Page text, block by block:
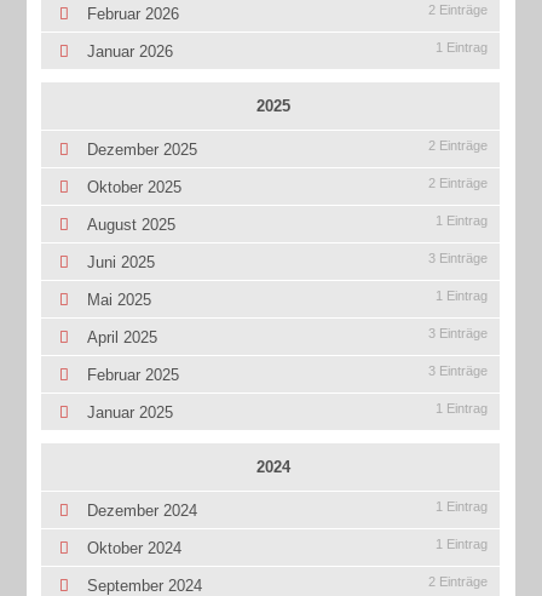
Februar 2026 2 Einträge
Januar 2026 1 Eintrag
2025
Dezember 2025 2 Einträge
Oktober 2025 2 Einträge
August 2025 1 Eintrag
Juni 2025 3 Einträge
Mai 2025 1 Eintrag
April 2025 3 Einträge
Februar 2025 3 Einträge
Januar 2025 1 Eintrag
2024
Dezember 2024 1 Eintrag
Oktober 2024 1 Eintrag
September 2024 2 Einträge